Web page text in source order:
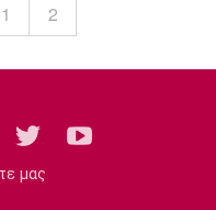
1 2
μας